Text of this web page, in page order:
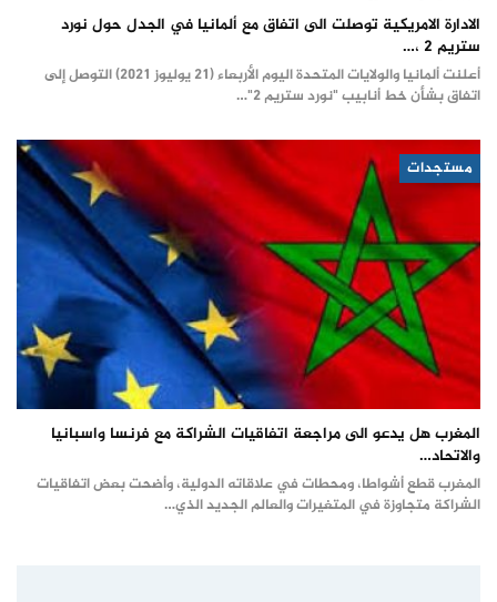
الادارة الامريكية توصلت الى اتفاق مع ألمانيا في الجدل حول نورد
ستريم 2 ،…
أعلنت ألمانيا والولايات المتحدة اليوم الأربعاء (21 يوليوز 2021) التوصل إلى
اتفاق بشأن خط أنابيب "نورد ستريم 2"…
مستجدات
المغرب هل يدعو الى مراجعة اتفاقيات الشراكة مع فرنسا واسبانيا
والاتحاد…
المغرب قطع أشواطا، ومحطات في علاقاته الدولية، وأضحت بعض اتفاقيات
الشراكة متجاوزة في المتغيرات والعالم الجديد الذي…